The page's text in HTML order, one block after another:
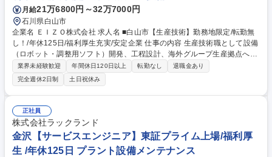
い気持ちを整理していただいたうえで買取る〉ことを大切にしています。
募集職種 ＜地域限定職/ラスパ白山＞ブランドアイテムの鑑定・買取スタ
ッフ/年休120日
月給21万6800円～32万7000円
石川県白山市
企業名 ＥＩＺＯ株式会社 求人名 ■白山市【生産技術】勤務地限定/転勤無
し！/年休125日/福利厚生充実/安定企業 仕事の内容 生産技術職として設備
（ロボット・調整用ソフト）開発、工程設計、海外グループ生産拠点への
技術支援をお任せ致します。関係部署との連携し、当社のモノづくりの最
前線を技術で支えるやりがいのある仕事です。 募集職種 ■白山市【生産技
術】勤務地限定/転勤無し！/年休125日/福利厚生充実/安定企業
業界未経験歓迎 年間休日120日以上 転勤なし
退職金あり
完全週休2日制
土日祝休み
正社員
株式会社ラックランド
金沢【サービスエンジニア】東証プライム上場/福利厚
生 /年休125日 プラント設備メンテナンス